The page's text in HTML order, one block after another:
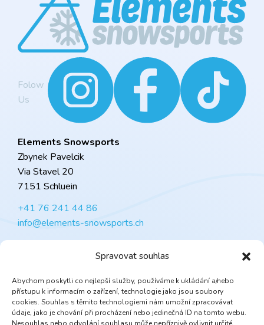
Spravovat souhlas
Abychom poskytli co nejlepší služby, používáme k ukládání a/nebo
přístupu k informacím o zařízení, technologie jako jsou soubory
cookies. Souhlas s těmito technologiemi nám umožní zpracovávat
údaje, jako je chování při procházení nebo jedinečná ID na tomto webu.
Folow
Us
Elements Snowsports
Zbynek Pavelcik
Via Stavel 20
7151 Schluein
+41 76 241 44 86
info@elements-snowsports.ch
Náš tým
Ceník
Galerie
Kontakt